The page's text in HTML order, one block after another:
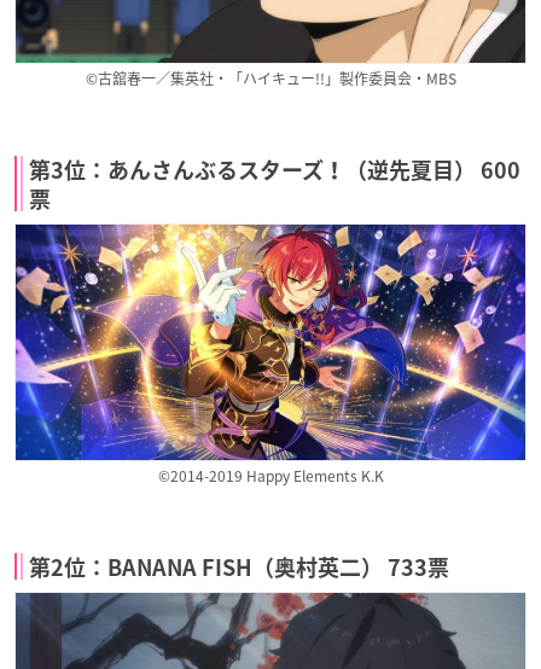
©古舘春一／集英社・「ハイキュー!!」製作委員会・MBS
第3位：あんさんぶるスターズ！（逆先夏目） 600
票
©2014-2019 Happy Elements K.K
第2位：BANANA FISH（奥村英二） 733票